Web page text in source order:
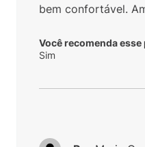
bem confortável.
Você recomenda
Sim